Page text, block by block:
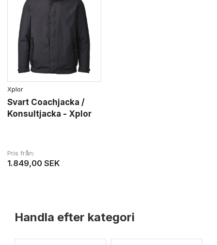
Xplor
Svart Coachjacka /
Konsultjacka - Xplor
Pris från
1.849,00 SEK
Handla efter kategori